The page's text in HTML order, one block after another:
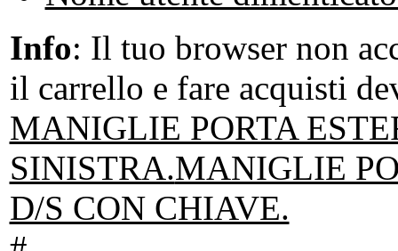
Info: Il tuo browser non
il carrello e fare acquisti
MANIGLIE PORTA
SINISTRA.MANIGLIE
D/S CON CHIAVE.